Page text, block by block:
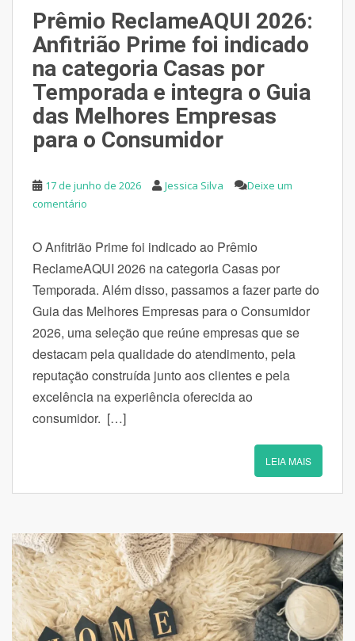
Prêmio ReclameAQUI 2026:
Anfitrião Prime foi indicado
na categoria Casas por
Temporada e integra o Guia
das Melhores Empresas
para o Consumidor
17 de junho de 2026 Jessica Silva
Deixe um
comentário
O Anfitrião Prime foi indicado ao Prêmio
ReclameAQUI 2026 na categoria Casas por
Temporada. Além disso, passamos a fazer parte do
Guia das Melhores Empresas para o Consumidor
2026, uma seleção que reúne empresas que se
destacam pela qualidade do atendimento, pela
reputação construída junto aos clientes e pela
excelência na experiência oferecida ao
consumidor. […]
LEIA MAIS